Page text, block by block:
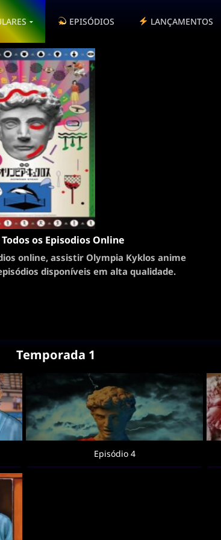
EPISÓDIOS LANÇAMENTOS
os Episodios Online
online, assistir Olympia Kyklos anime
disponíveis em alta qualidade.
Temporada 1
Episódio 4